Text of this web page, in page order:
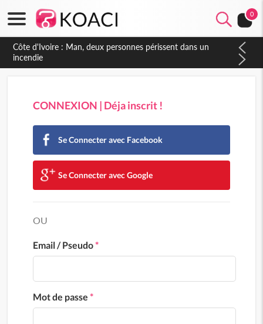
0
CONNEXION | Déja inscrit !
Se Connecter avec Facebook
Se Connecter avec Google
OU
Email / Pseudo*
Mot de passe *